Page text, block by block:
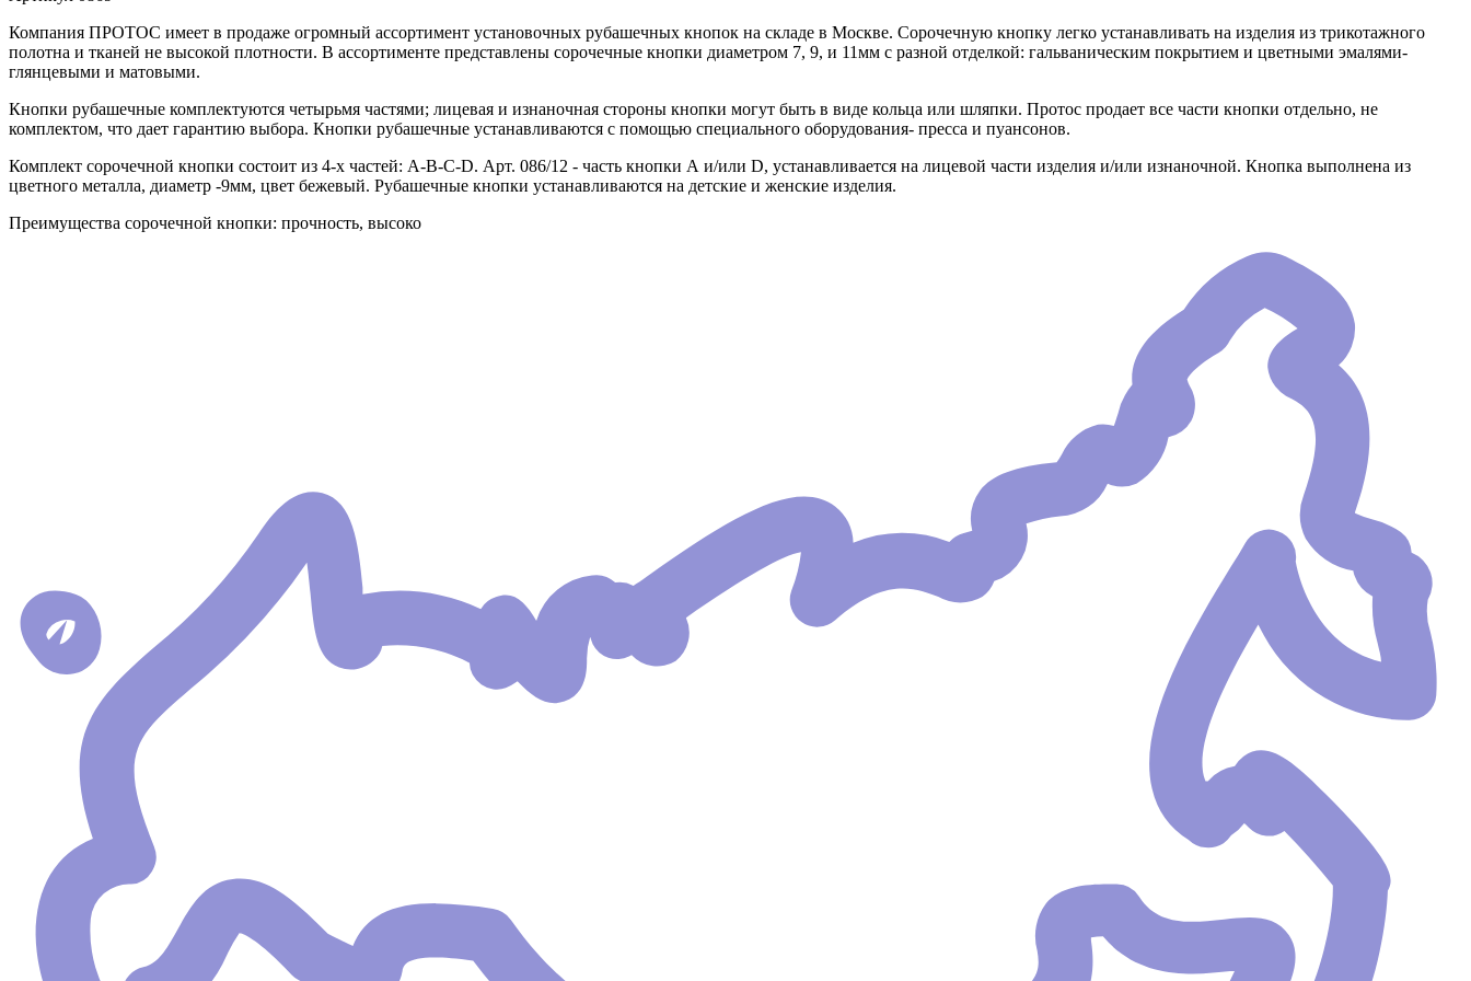
Компания ПРОТОС имеет в продаже огромный ассортимент установочных рубашечных кнопок на складе в Москве. Сорочечную кнопку легко устанавливать на изделия из трикотажного
полотна и тканей не высокой плотности. В ассортименте представлены сорочечные кнопки диаметром 7, 9, и 11мм с разной отделкой: гальваническим покрытием и цветными эмалями-
глянцевыми и матовыми.
Кнопки рубашечные комплектуются четырьмя частями; лицевая и изнаночная стороны кнопки могут быть в виде кольца или шляпки. Протос продает все части кнопки отдельно, не
комплектом, что дает гарантию выбора. Кнопки рубашечные устанавливаются с помощью специального оборудования- пресса и пуансонов.
Комплект сорочечной кнопки состоит из 4-х частей: А-В-С-D. Арт. 086/12 - часть кнопки А и/или D, устанавливается на лицевой части изделия и/или изнаночной. Кнопка выполнена из
цветного металла, диаметр -9мм, цвет бежевый. Рубашечные кнопки устанавливаются на детские и женские изделия.
Преимущества сорочечной кнопки: прочность, высоко